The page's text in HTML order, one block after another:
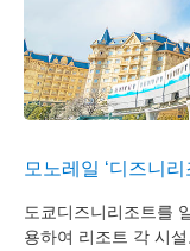
모노레일 ‘디즈니
도쿄디즈니리조트를
용하여 리조트 각 시